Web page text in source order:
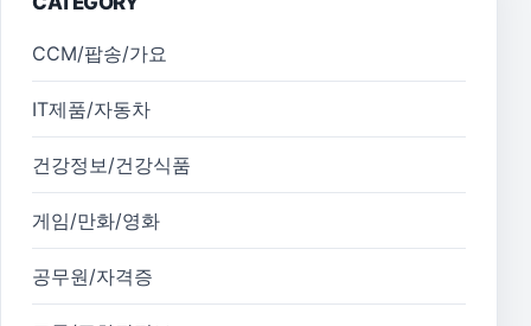
CCM/팝송/가요
IT제품/자동차
건강정보/건강식품
게임/만화/영화
공무원/자격증